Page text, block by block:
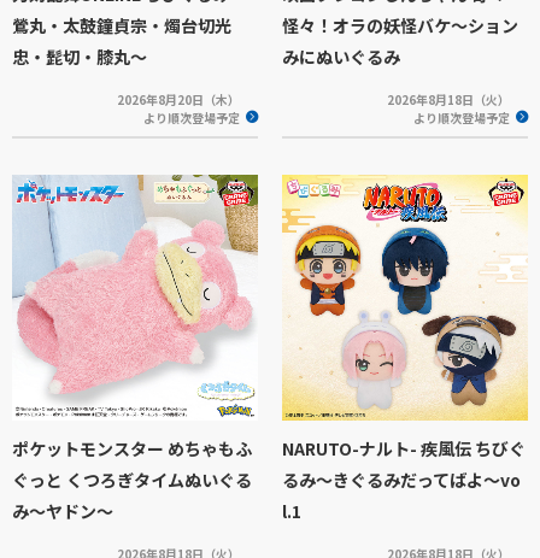
鶯丸・太鼓鐘貞宗・燭台切光
忠・髭切・膝丸～
2026年8月20日（木）
より順次登場予定
怪々！オラの妖怪バケ～ション
みにぬいぐるみ
2026年8月18日（火）
より順次登場予定
ポケットモンスター めちゃもふ
ぐっと くつろぎタイムぬいぐる
み～ヤドン～
2026年8月18日（火）
NARUTO-ナルト- 疾風伝 ちびぐ
るみ～きぐるみだってばよ～vo
l.1
2026年8月18日（火）